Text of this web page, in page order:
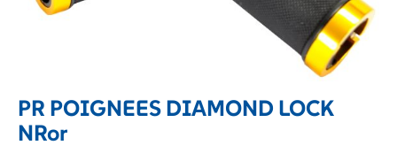
PR POIGNEES DIAMOND LOCK
NRor